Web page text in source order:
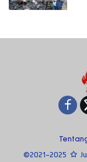
©2021-2025 ✩